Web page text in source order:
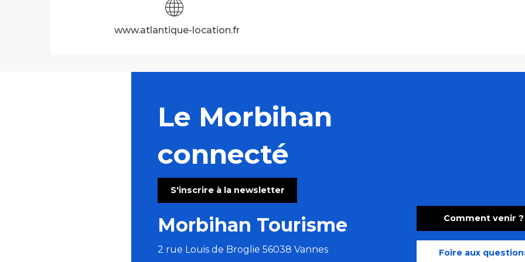
www.atlantique-location.fr
Le Morbihan
connecté
S'inscrire à la newsletter
Morbihan Tourisme
2 rue Louis de Broglie 56038 Vannes
Comment venir ?
Foire aux